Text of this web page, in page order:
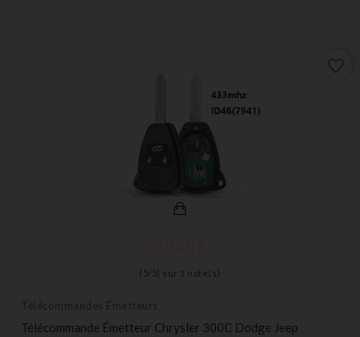
( 5/ 5) sur 1 note(s)
Télécommandes Émetteurs
Télécommande Émetteur Chrysler 300C Dodge Jeep